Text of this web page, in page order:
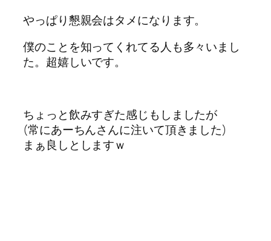
やっぱり懇親会はタメになります。
僕のことを知ってくれてる人も多々いまし
た。超嬉しいです。
ちょっと飲みすぎた感じもしましたが
(常にあーちんさんに注いて頂きました)
まぁ良しとしますｗ